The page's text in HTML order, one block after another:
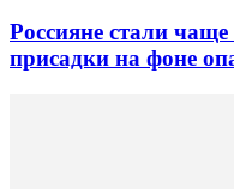
Россияне стали
присадки на фоне